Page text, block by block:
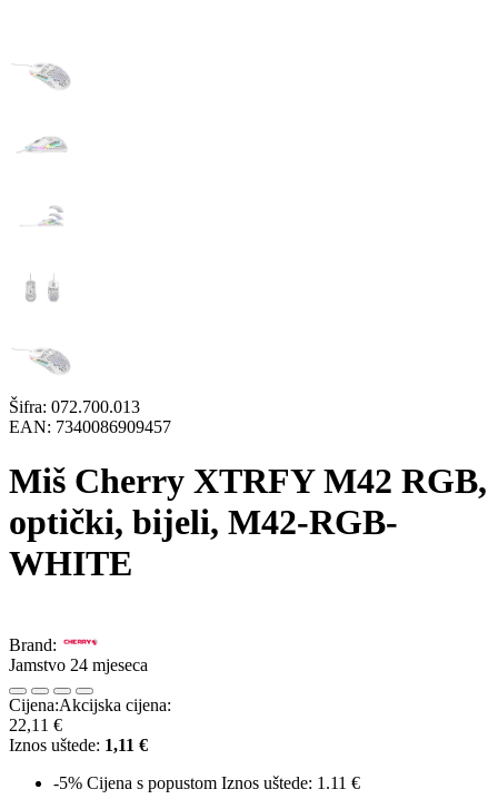
Šifra: 072.700.013
EAN: 7340086909457
Miš Cherry XTRFY M42 RGB,
optički, bijeli, M42-RGB-
WHITE
Brand:
Jamstvo 24 mjeseca
Cijena:Akcijska cijena:
22,11 €
Iznos uštede: 1,11 €
-5% Cijena s popustom Iznos uštede: 1.11 €